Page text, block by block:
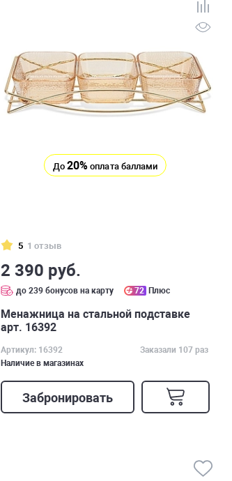
До20% оплата баллами
5 1 отзыв
2 390 руб.
до 239 бонусов на карту 72 Плюс
Менажница на стальной подставке
арт. 16392
Артикул: 16392
Заказали 107 раз
Наличие в магазинах
Забронировать